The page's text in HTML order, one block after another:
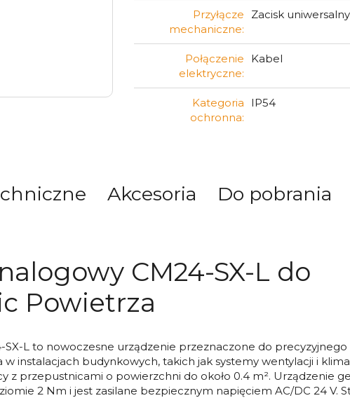
Przyłącze
mechaniczne:
Zacisk uniwersalny
Połączenie
elektryczne:
Kabel
Kategoria
ochronna:
IP54
Akcesoria Do pobrania
CM24-SX-L do
Powietrza
SX-L to nowoczesne urządzenie przeznaczone do
instalacjach budynkowych, takich jak systemy wentylacji i
z przepustnicami o powierzchni do około 0.4 m². Urządzenie
2 Nm i jest zasilane bezpiecznym napięciem AC/DC 24 V.